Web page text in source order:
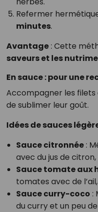
Refermer
minutes.
Avantage: Cette
saveurs et les
En sauce : pour une
Accompagner les filets
de sublimer leur goût.
Idées de sauces
Sauce citronnée:
avec du jus de citron,
Sauce tomate aux
tomates avec de
Sauce curry-coco :
du curry et un peu